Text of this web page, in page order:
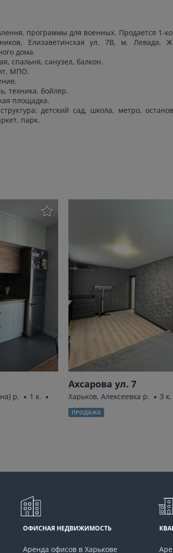
программы для военных. Продается 1-
Елизаветинская ул. 7В, м. Левада,
дома.
спальня, санузел, балкон.
МПО.
техника, бойлер.
площадка.
детский сад, школа, метро,
парк.
р.
1 к.
Ахсарова ул. 7
Харьков, Алексеевка р. 3 к.
ПРОДАЖА
ОФИСНАЯ НЕДВИЖИМОСТЬ
Аренда офисов в Харькове